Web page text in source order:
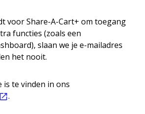
voor Share-A-Cart+ om toegang
functies (zoals een
slaan we je e-mailadres
het nooit.
te vinden in ons
.